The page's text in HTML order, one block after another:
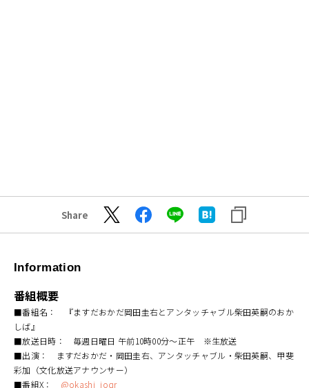
Share
Information
番組概要
■番組名： 『ますだおかだ岡田圭右とアンタッチャブル柴田英嗣のおか
しば』
■放送日時： 毎週日曜日 午前10時00分～正午 ※生放送
■出演： ますだおかだ・岡田圭右、アンタッチャブル・柴田英嗣、甲斐
彩加（文化放送アナウンサー）
■番組X： @okashi_joqr